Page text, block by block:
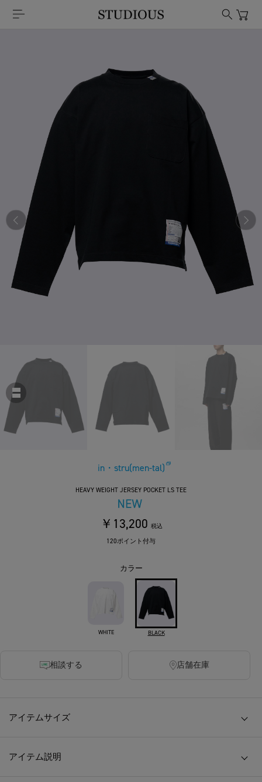
in・stru(men-tal)
HEAVY WEIGHT JERSEY POCKET LS TEE
￥13,200 税込
120ポイント付与
カラー
WHITE BLACK
相談する 店舗在庫
アイテムサイズ
アイテム説明